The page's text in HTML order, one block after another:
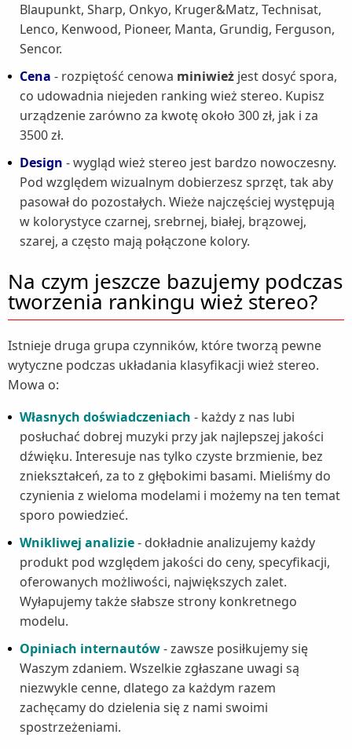
Blaupunkt, Sharp, Onkyo, Kruger&Matz, Technisat,
Lenco, Kenwood, Pioneer, Manta, Grundig, Ferguson,
Sencor.
Cena - rozpiętość cenowa miniwież jest dosyć spora,
co udowadnia niejeden ranking wież stereo. Kupisz
urządzenie zarówno za kwotę około 300 zł, jak i za
3500 zł.
Design - wygląd wież stereo jest bardzo nowoczesny.
Pod względem wizualnym dobierzesz sprzęt, tak aby
pasował do pozostałych. Wieże najczęściej występują
w kolorystyce czarnej, srebrnej, białej, brązowej,
szarej, a często mają połączone kolory.
Na czym jeszcze bazujemy podczas
tworzenia rankingu wież stereo?
Istnieje druga grupa czynników, które tworzą pewne
wytyczne podczas układania klasyfikacji wież stereo.
Mowa o:
Własnych doświadczeniach - każdy z nas lubi
posłuchać dobrej muzyki przy jak najlepszej jakości
dźwięku. Interesuje nas tylko czyste brzmienie, bez
zniekształceń, za to z głębokimi basami. Mieliśmy do
czynienia z wieloma modelami i możemy na ten temat
sporo powiedzieć.
Wnikliwej analizie- dokładnie analizujemy każdy
produkt pod względem jakości do ceny, specyfikacji,
oferowanych możliwości, największych zalet.
Wyłapujemy także słabsze strony konkretnego
modelu.
Opiniach internautów- zawsze posiłkujemy się
Waszym zdaniem. Wszelkie zgłaszane uwagi są
niezwykle cenne, dlatego za każdym razem
zachęcamy do dzielenia się z nami swoimi
spostrzeżeniami.